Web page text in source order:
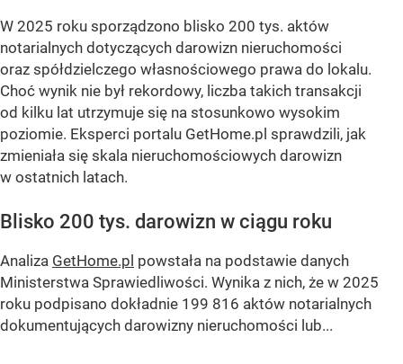
W 2025 roku sporządzono blisko 200 tys. aktów
notarialnych dotyczących darowizn nieruchomości
oraz spółdzielczego własnościowego prawa do lokalu.
Choć wynik nie był rekordowy, liczba takich transakcji
od kilku lat utrzymuje się na stosunkowo wysokim
poziomie. Eksperci portalu GetHome.pl sprawdzili, jak
zmieniała się skala nieruchomościowych darowizn
w ostatnich latach.
Blisko 200 tys. darowizn w ciągu roku
Analiza GetHome.pl powstała na podstawie danych
Ministerstwa Sprawiedliwości. Wynika z nich, że w 2025
roku podpisano dokładnie 199 816 aktów notarialnych
dokumentujących darowizny nieruchomości lub...